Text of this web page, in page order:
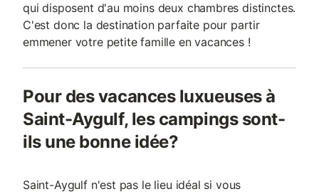
qui disposent d'au moins deux chambres distinctes.
C'est donc la destination parfaite pour partir
emmener votre petite famille en vacances !
Pour des vacances luxueuses à
Saint-Aygulf, les campings sont-
ils une bonne idée?
Saint-Aygulf n'est pas le lieu idéal si vous